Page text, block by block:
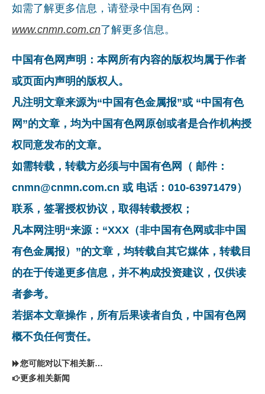
数字报
如需了解更多信息，请登录中国有色网：
www.cnmn.com.cn了解更多信息。
中国有色网声明：本网所有内容的版权均属于作者
或页面内声明的版权人。
凡注明文章来源为“中国有色金属报”或 “中国有色
网”的文章，均为中国有色网原创或者是合作机构授
权同意发布的文章。
如需转载，转载方必须与中国有色网（ 邮件：
cnmn@cnmn.com.cn 或 电话：010-63971479）
联系，签署授权协议，取得转载授权；
凡本网注明“来源：“XXX（非中国有色网或非中国
有色金属报）”的文章，均转载自其它媒体，转载目
的在于传递更多信息，并不构成投资建议，仅供读
者参考。
若据本文章操作，所有后果读者自负，中国有色网
概不负任何责任。
您可能对以下相关新闻同样感兴趣
更多相关新闻